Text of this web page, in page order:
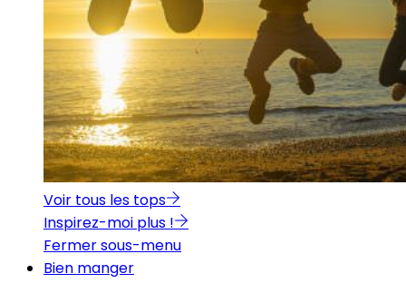
Voir tous les tops
Inspirez-moi plus !
Fermer sous-menu
Bien manger